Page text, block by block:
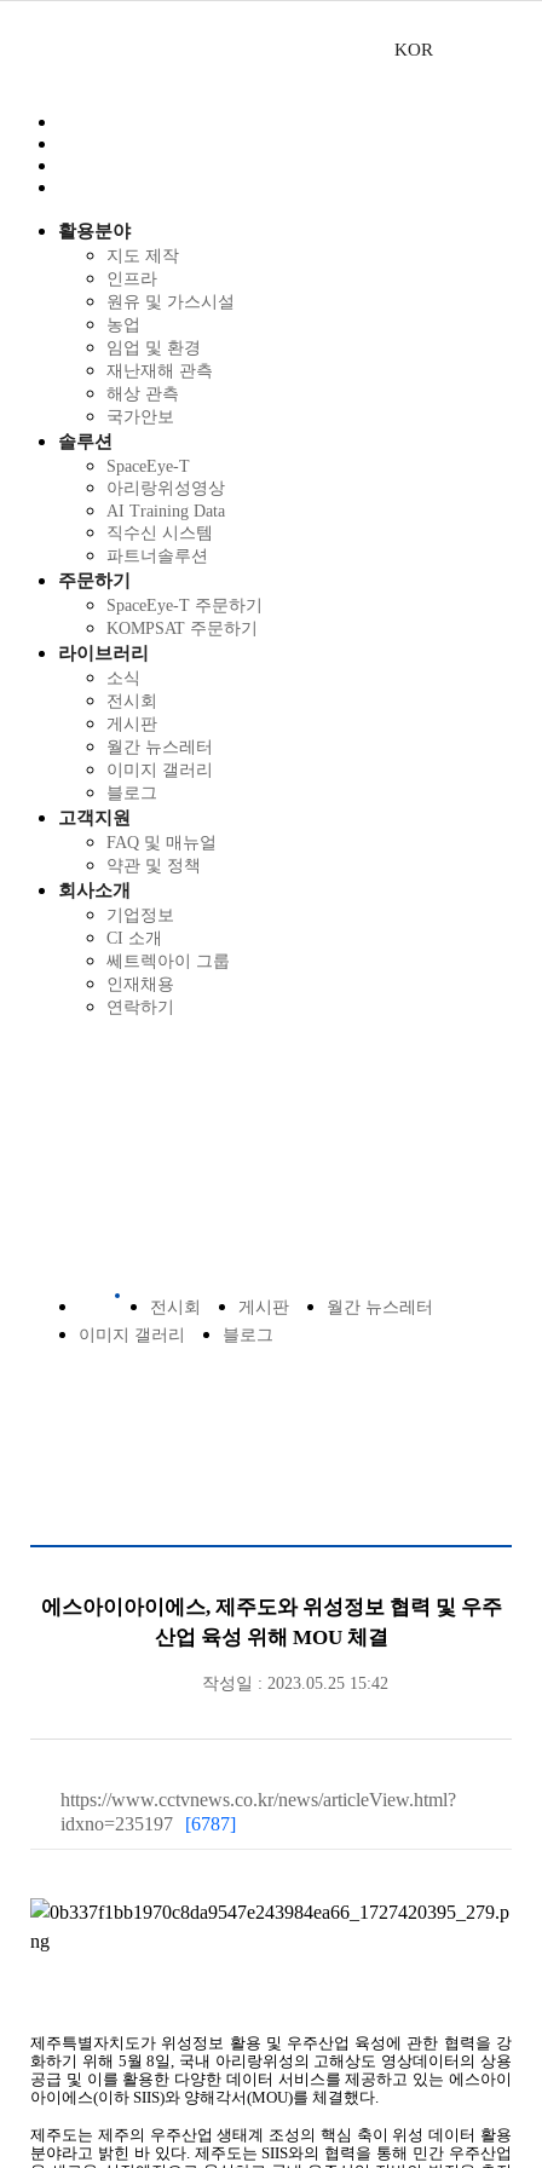
활용분야
지도 제작
인프라
원유 및 가스시설
농업
임업 및 환경
재난재해 관측
해상 관측
국가안보
솔루션
SpaceEye-T
아리랑위성영상
AI Training Data
직수신 시스템
파트너솔루션
주문하기
SpaceEye-T 주문하기
KOMPSAT 주문하기
라이브러리
소식
전시회
게시판
월간 뉴스레터
이미지 갤러리
블로그
고객지원
FAQ 및 매뉴얼
약관 및 정책
회사소개
기업정보
CI 소개
쎄트렉아이 그룹
인재채용
연락하기
KOR
전시회 게시판
월간 뉴스레터
이미지 갤러리
블로그
에스아이아이에스, 제주도와 위성정보 협력 및 우주
산업 육성 위해 MOU 체결
작성일 : 2023.05.25 15:42
https://www.cctvnews.co.kr/news/articleView.html?
idxno=235197
[6787]
제주특별자치도가 위성정보 활용 및 우주산업 육성에 관한 협력을 강
화하기 위해 5월8일, 국내 아리랑위성의 고해상도 영상데이터의 상용
공급 및 이를 활용한 다양한 데이터 서비스를 제공하고 있는 에스아이
아이에스(이하SIIS)와 양해각서(MOU)를 체결했다.
제주도는 제주의 우주산업 생태계 조성의 핵심 축이 위성 데이터 활용
분야라고 밝힌 바 있다. 제주도는SIIS와의 협력을 통해 민간 우주산업